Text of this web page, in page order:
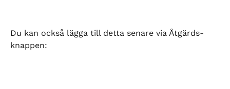
Du kan också lägga till detta senare via Åtgärds-
knappen: